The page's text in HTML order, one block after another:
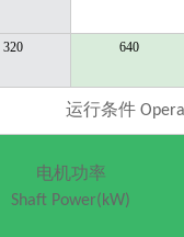
320 640
运行条件
电机功率
Shaft Power(kW)